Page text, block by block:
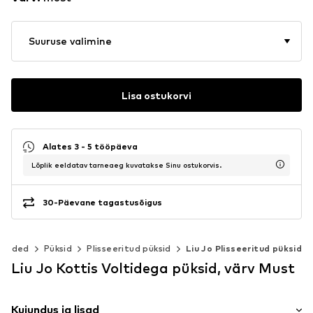
Suuruse valimine
Lisa ostukorvi
Alates 3 - 5 tööpäeva
Lõplik eeldatav tarneaeg kuvatakse Sinu ostukorvis.
30-Päevane tagastusõigus
Riided Püksid Plisseeritud püksid Liu Jo Plisseeritud püksid
Liu Jo Kottis Voltidega püksid, värv Must
Kujundus ja lisad